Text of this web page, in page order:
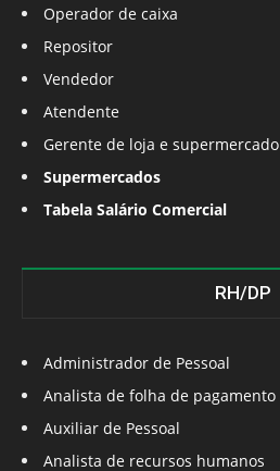
Operador de caixa
Repositor
Vendedor
Atendente
Gerente de loja e supermercado
Supermercados
Tabela Salário Comercial
RH/DP
Administrador de Pessoal
Analista de folha de pagamento
Auxiliar de Pessoal
Analista de recursos humanos